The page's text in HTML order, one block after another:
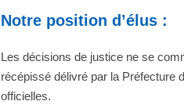
Notre position d’élus :
Les décisions de justice ne se
récépissé délivré par la Préfecture
officielles.